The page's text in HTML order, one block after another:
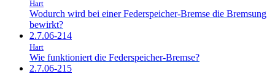
Hart
Wodurch wird bei einer Federspeicher-Bremse die Bremsung
bewirkt?
2.7.06-214
Hart
Wie funktioniert die Federspeicher-Bremse?
2.7.06-215